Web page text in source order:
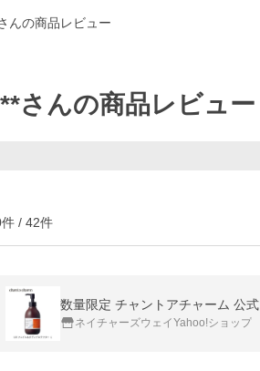
んの商品レビュー
さんの商品レビュー
件 / 42件
数量限定 チャントアチャーム 公
ネイチャーズウェイYahoo!ショップ